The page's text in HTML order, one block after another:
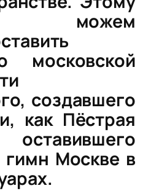
можем
московской
создавшего
как Пёстрая
гимн Москве в